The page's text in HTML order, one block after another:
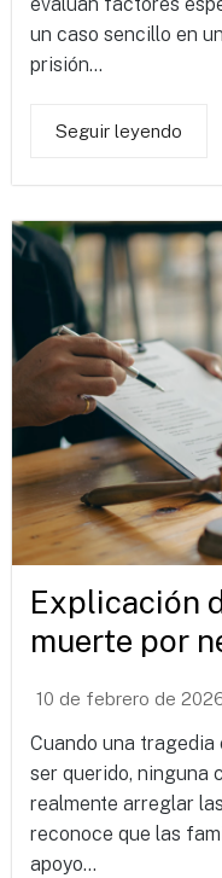
un caso sencillo en
prisión...
Seguir leyendo
Explicación
muerte por
10 de febrero de
Cuando una tragedia
ser querido, ninguna
realmente arreglar
reconoce que las
apoyo...